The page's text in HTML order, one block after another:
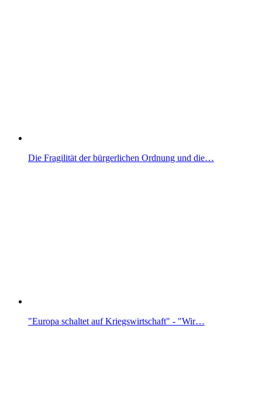
Die Fragilität der bürgerlichen Ordnung und die…
"Europa schaltet auf Kriegswirtschaft" - "Wir…